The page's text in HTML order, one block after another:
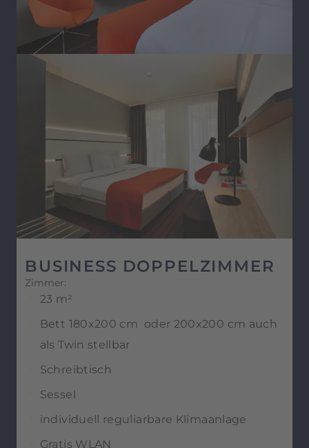
BUSINESS DOPPELZIMMER
Zimmer:
23 m²
Bett 180x200 cm oder 200x200 cm auch
als Twin stellbar
Schreibtisch
Sessel
individuell reguliarbare Klimaanlage
Gratis WLAN